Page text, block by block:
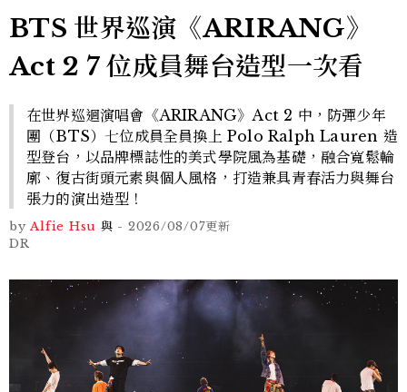
BTS 世界巡演《ARIRANG》
Act 2 7 位成員舞台造型一次看
在世界巡迴演唱會《ARIRANG》Act 2 中，防彈少年
團（BTS）七位成員全員換上 Polo Ralph Lauren 造
型登台，以品牌標誌性的美式學院風為基礎，融合寬鬆輪
廓、復古街頭元素與個人風格，打造兼具青春活力與舞台
張力的演出造型！
by Alfie Hsu 與 - 2026/08/07更新
DR